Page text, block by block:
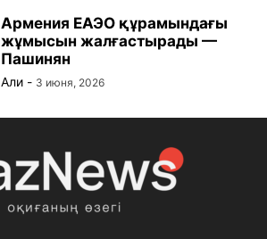
Армения ЕАЭО құрамындағы
жұмысын жалғастырады —
Пашинян
Али - 3 июня, 2026